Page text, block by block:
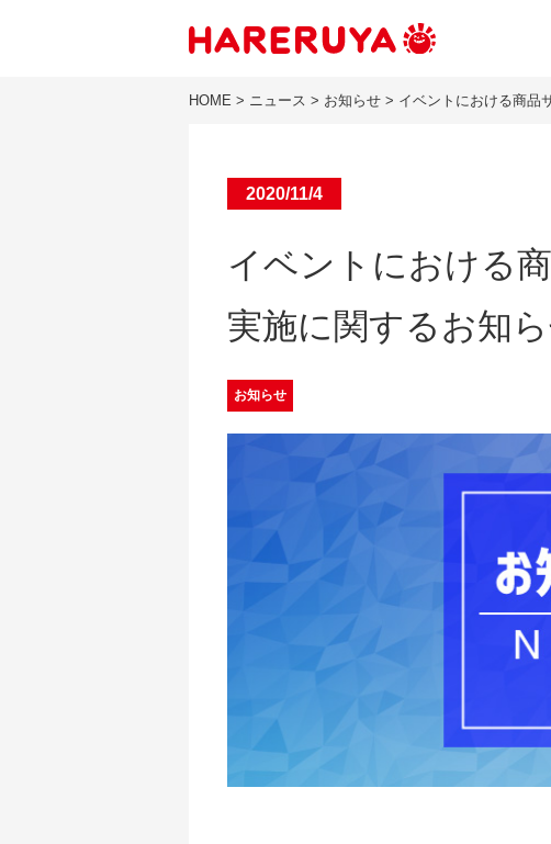
HOME > ニュース > お知らせ > イベントにおける商品
2020/11/4
イベントにおける
実施に関するお知
お知らせ